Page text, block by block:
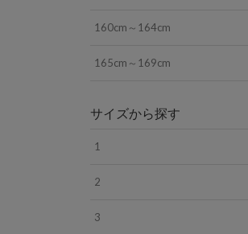
160cm～164cm
165cm～169cm
サイズから探す
1
2
3